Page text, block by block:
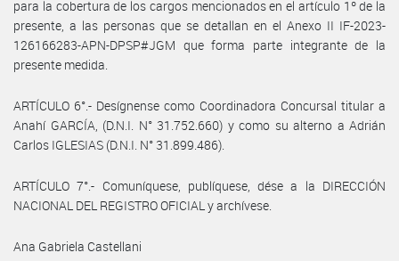
para la cobertura de los cargos mencionados en el artículo 1º de la
presente, a las personas que se detallan en el Anexo II IF-2023-
126166283-APN-DPSP#JGM que forma parte integrante de la
presente medida.
ARTÍCULO 6°.- Desígnense como Coordinadora Concursal titular a
Anahí GARCÍA, (D.N.I. N° 31.752.660) y como su alterno a Adrián
Carlos IGLESIAS (D.N.I. N° 31.899.486).
ARTÍCULO 7°.- Comuníquese, publíquese, dése a la DIRECCIÓN
NACIONAL DEL REGISTRO OFICIAL y archívese.
Ana Gabriela Castellani